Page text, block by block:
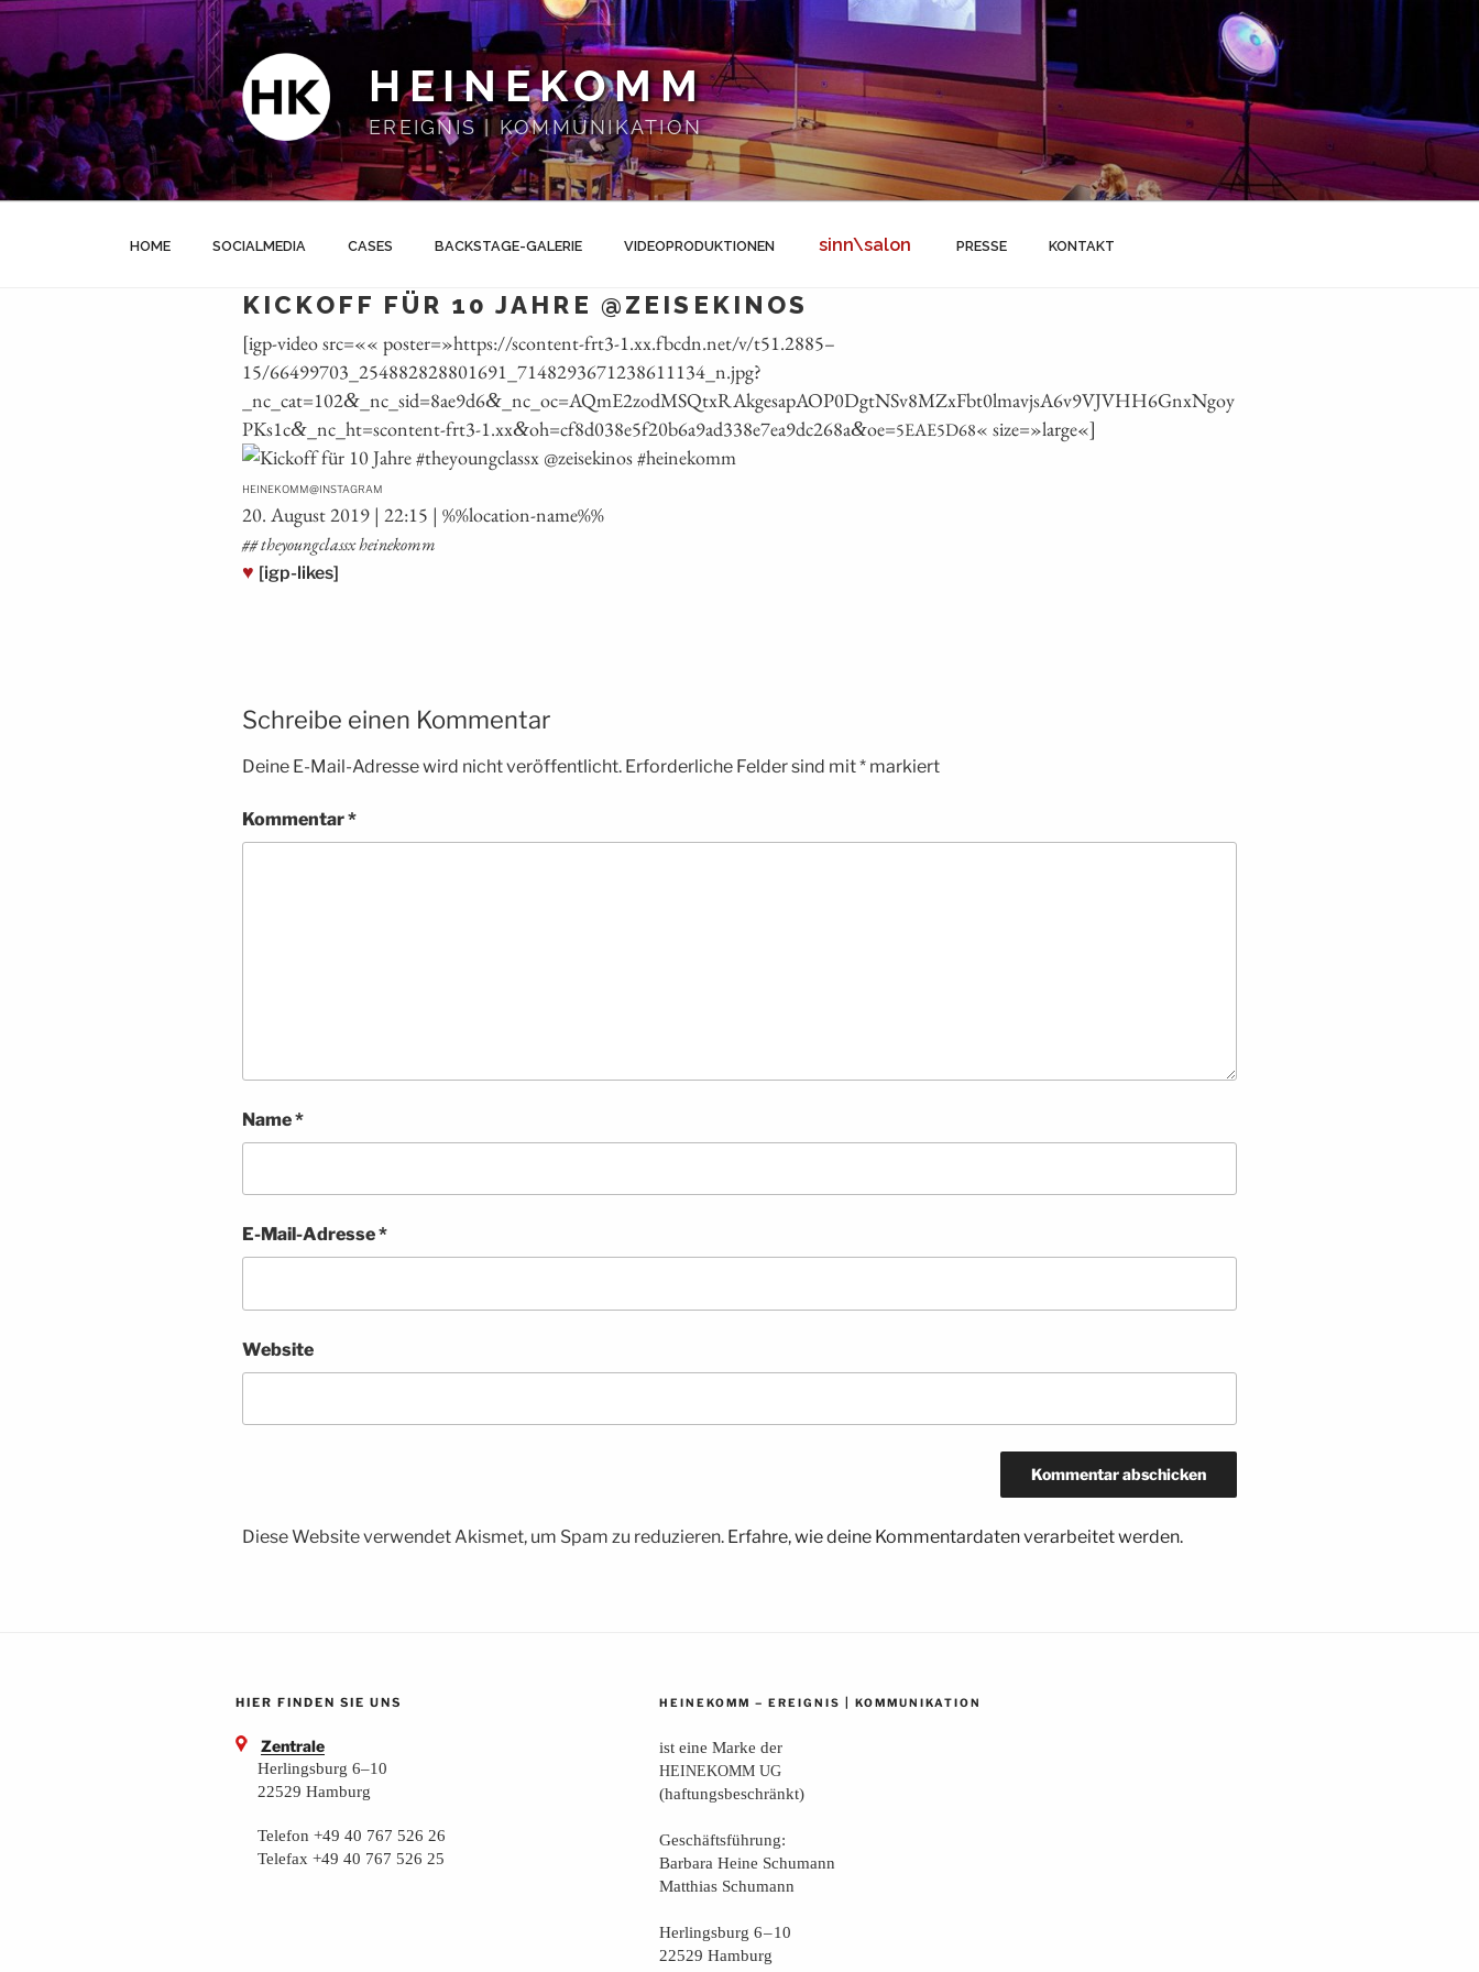
Zum
springen
HEINEKOMM
EREIGNIS | KOMMUNIKATION
HOME SOCIALMEDIA CASES BACKSTAGE-GALERIE VIDEOPRODUKTIONEN sinn\salon PRESSE KONTAKT
KICKOFF FÜR 10 JAHRE @ZEISEKINOS
[igp-video src=«« poster=»https://scontent-frt3‑1.xx.fbcdn.net/v/t51.2885 –
15/66499703_254882828801691_7148293671238611134_n.jpg?
_nc_cat=102& _nc_sid=8ae9d6& _nc_oc=AQmE2zodMSQtxRAkgesapAOP0DgtNSv8MZxFbt0lmavjsA6v9VJVHH6GnxNgoy
PKs1c& _nc_ht=scontent-frt3‑1.xx&oh=cf8d038e5f20b6a9ad338e7ea9dc268a&oe=5EAE5D68« size=»large«]
HEINEKOMM@INSTAGRAM
20. August 2019 | 22:15 | %%loca­ti­on-name%%
## theyoung­clas­sx heinekomm
♥ [igp-likes]
Schreibe einen Kommentar
Deine E-Mail-Adresse wird nicht veröffentlicht. Erforderliche Felder sind mit* markiert
Kommentar*
Name*
E-Mail-Adresse*
Website
Diese Website verwendet Akismet, um Spam zu reduzieren. Erfahre, wie deine Kommentardaten verarbeitet werden.
HIER FINDEN SIE UNS
Zentrale
Herlingsburg 6–10
22529 Hamburg
Telefon +49 40 767 526 26
Telefax +49 40 767 526 25
HEINEKOMM – EREIGNIS KOMMUNIKATION
ist eine Mar­ke der
HEINEKOMM UG
(haf­tungs­be­schränkt)
Geschäfts­füh­rung:
Bar­ba­ra Hei­ne Schumann
Mat­thi­as Schumann
Her­lings­burg 6 – 10
22529 Hamburg